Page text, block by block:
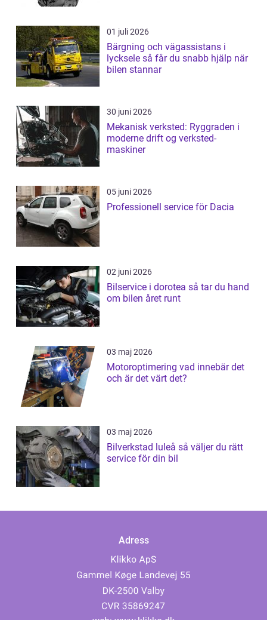
01 juli 2026
Bärgning och vägassistans i
lycksele så får du snabb hjälp när
bilen stannar
30 juni 2026
Mekanisk verksted: Ryggraden i
moderne drift og verksted-
maskiner
05 juni 2026
Professionell service för Dacia
02 juni 2026
Bilservice i dorotea så tar du hand
om bilen året runt
03 maj 2026
Motoroptimering vad innebär det
och är det värt det?
03 maj 2026
Bilverkstad luleå så väljer du rätt
service för din bil
Adress